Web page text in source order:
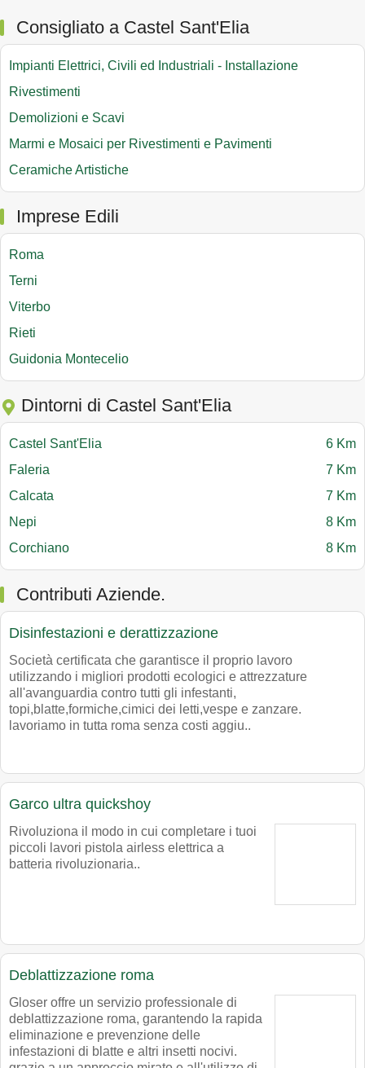
Consigliato a Castel Sant'Elia
Impianti Elettrici, Civili ed Industriali - Installazione
Rivestimenti
Demolizioni e Scavi
Marmi e Mosaici per Rivestimenti e Pavimenti
Ceramiche Artistiche
Imprese Edili
Roma
Terni
Viterbo
Rieti
Guidonia Montecelio
Dintorni di Castel Sant'Elia
Castel Sant'Elia
6 Km
Faleria
7 Km
Calcata
7 Km
Nepi
8 Km
Corchiano
8 Km
Contributi Aziende.
Disinfestazioni e derattizzazione
Società certificata che garantisce il proprio lavoro
utilizzando i migliori prodotti ecologici e attrezzature
all'avanguardia contro tutti gli infestanti,
topi,blatte,formiche,cimici dei letti,vespe e zanzare.
lavoriamo in tutta roma senza costi aggiu..
Garco ultra quickshoy
Rivoluziona il modo in cui completare i tuoi
piccoli lavori pistola airless elettrica a
batteria rivoluzionaria..
Deblattizzazione roma
Gloser offre un servizio professionale di
deblattizzazione roma, garantendo la rapida
eliminazione e prevenzione delle
infestazioni di blatte e altri insetti nocivi.